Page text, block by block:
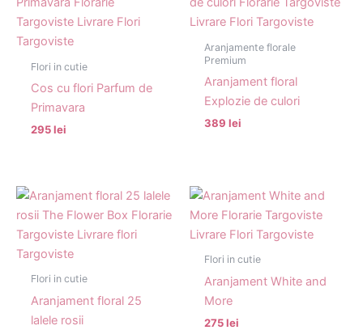
Flori in cutie
Cos cu flori Parfum de
Primavara
295 lei
Aranjamente florale
Premium
Aranjament floral
Explozie de culori
389 lei
Flori in cutie
Aranjament floral 25
lalele rosii
Flori in cutie
Aranjament White and
More
275 lei